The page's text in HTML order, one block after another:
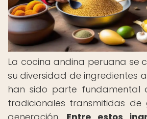
La cocina andina peruana se
su diversidad de ingredientes
han sido parte fundamental
tradicionales transmitidas de